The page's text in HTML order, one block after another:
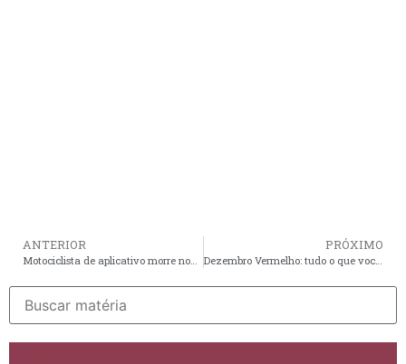
ANTERIOR
Motociclista de aplicativo morre nove dias após grave acidente na estrada do Araçagy
PRÓXIMO
Dezembro Vermelho: tudo o que você precisa saber sobre HIV/Aids